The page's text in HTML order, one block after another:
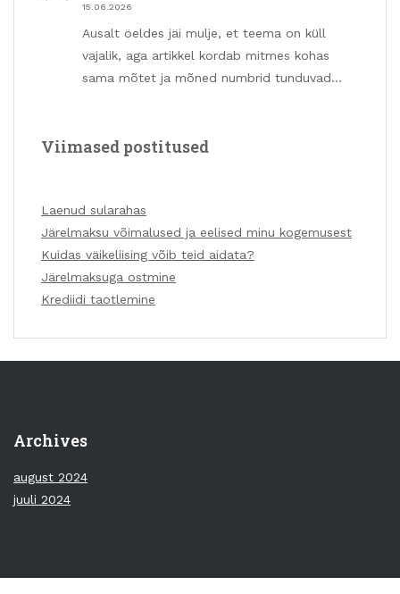
15.06.2026
Ausalt öeldes jäi mulje, et teema on küll
vajalik, aga artikkel kordab mitmes kohas
sama mõtet ja mõned numbrid tunduvad…
Viimased postitused
Laenud sularahas
Järelmaksu võimalused ja eelised minu kogemusest
Kuidas väikeliising võib teid aidata?
Järelmaksuga ostmine
Krediidi taotlemine
Archives
august 2024
juuli 2024